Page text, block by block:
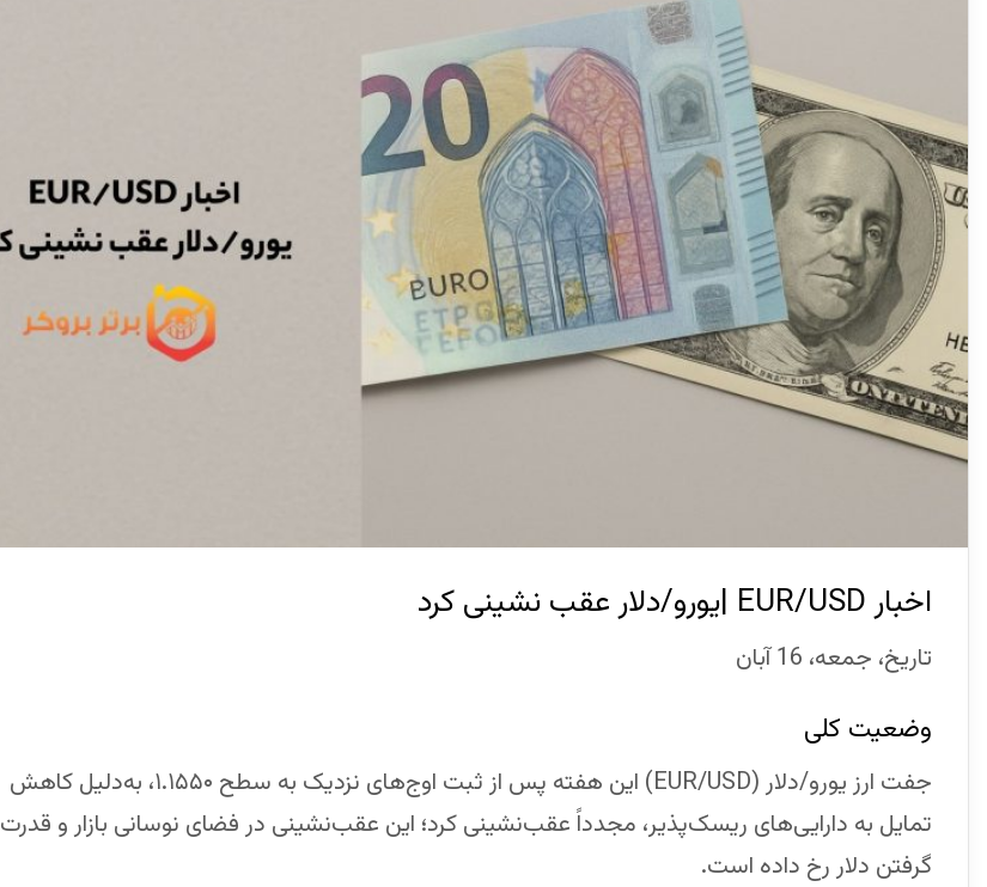
اخبار EUR/USD |یورو/دلار عقب نشینی کرد
تاریخ، جمعه، 16 آبان
وضعیت کلی
جفت ارز یورو/دلار (EUR/USD) این هفته پس از ثبت اوج‌های نزدیک به سطح ۱.۱۵۵۰، به‌دلیل کاهش
تمایل به دارایی‌های ریسک‌پذیر، مجدداً عقب‌نشینی کرد؛ این عقب‌نشینی در فضای نوسانی بازار و قدرت
گرفتن دلار رخ داده است.